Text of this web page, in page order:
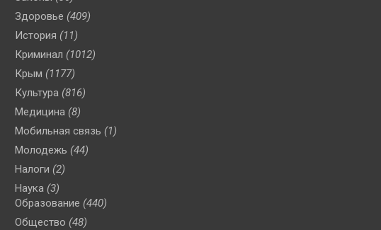
Здоровье (409)
История (11)
Криминал (1012)
Крым (1177)
Культура (816)
Медицина (8)
Мобильная связь (1)
Молодежь (44)
Налоги (2)
Наука (3)
Образование (440)
Общество (48)